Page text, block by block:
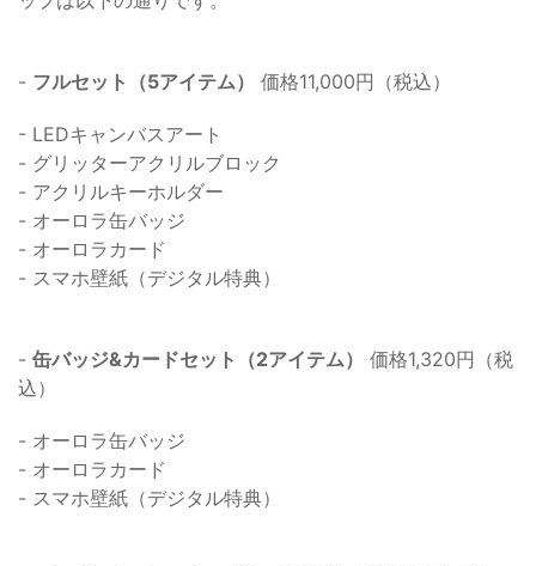
- フルセット（5アイテム） 価格11,000円（税込）
- LEDキャンバスアート
- グリッターアクリルブロック
- アクリルキーホルダー
- オーロラ缶バッジ
- オーロラカード
- スマホ壁紙（デジタル特典）
- 缶バッジ&カードセット（2アイテム）
価格1,320円（税
込）
- オーロラ缶バッジ
- オーロラカード
- スマホ壁紙（デジタル特典）